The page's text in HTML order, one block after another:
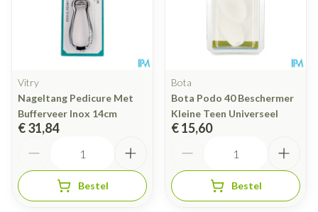
Vitry
Nageltang Pedicure Met
Bufferveer Inox 14cm
€ 31,84
Bestel
Bota
Bota Podo 40 Beschermer
Kleine Teen Universeel
€ 15,60
Bestel